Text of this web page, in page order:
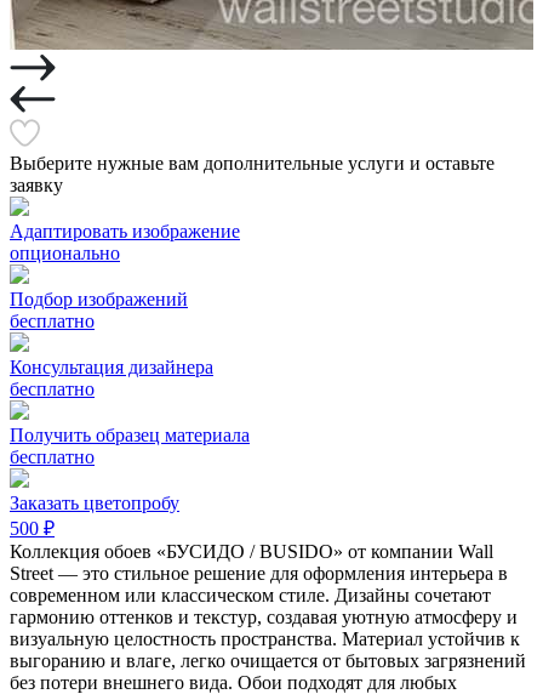
Выберите нужные вам дополнительные услуги и оставьте
заявку
Адаптировать изображение
опционально
Подбор изображений
бесплатно
Консультация дизайнера
бесплатно
Получить образец материала
бесплатно
Заказать цветопробу
500 ₽
Коллекция обоев «БУСИДО / BUSIDO» от компании Wall
Street — это стильное решение для оформления интерьера в
современном или классическом стиле. Дизайны сочетают
гармонию оттенков и текстур, создавая уютную атмосферу и
визуальную целостность пространства. Материал устойчив к
выгоранию и влаге, легко очищается от бытовых загрязнений
без потери внешнего вида. Обои подходят для любых